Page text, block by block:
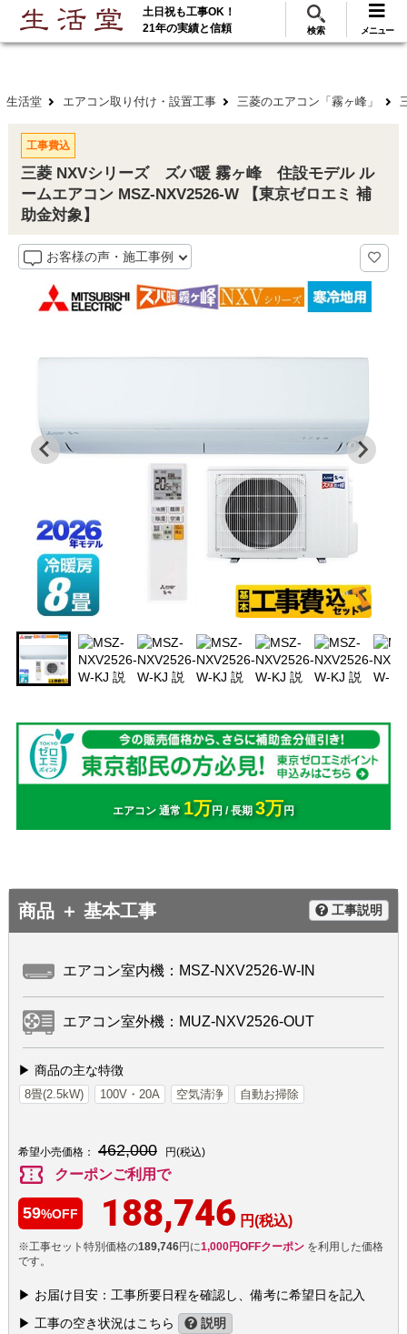
ご利用 288万･工事実績117万件! 無料見積
土日祝も工事OK！
21年の実績と信頼
検索 メニュー
生活堂 エアコン取り付け・設置工事 三菱のエアコン「霧ヶ峰」
工事費込
三菱 NXVシリーズ ズバ暖 霧ヶ峰 住設モデル ル
ームエアコン MSZ-NXV2526-W 【東京ゼロエミ 補
助金対象】
お客様の声・施工事例
エアコン 通常 1万円 / 長期 3万円
商品 ＋ 基本工事 工事説明
エアコン室内機：MSZ-NXV2526-W-IN
エアコン室外機：MUZ-NXV2526-OUT
▶ 商品の主な特徴
8畳(2.5kW) 100V・20A 空気清浄 自動お掃除
希望小売価格： 462,000 円(税込)
confirmation_number クーポンご利用で
59%OFF 188,746 円(税込)
※工事セット特別価格の189,746円に1,000円OFFクーポンを利用した価格
です。
▶ お届け目安：工事所要日程を確認し、備考に希望日を記入
▶ 工事の空き状況はこちら
説明